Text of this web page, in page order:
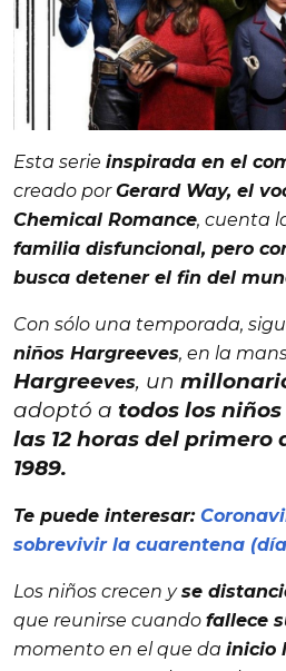
Esta serie inspirada en el
creado porGerard Way, el
Chemical Romance, cuenta
familia disfuncional, pero
busca detener el fin del
Con sólo una temporada,
niños Hargreeves, en la
Hargreeves, un
adoptó a todos los
las 12 horas del primero
1989.
Te puede interesar:
sobrevivir la cuarentena
Los niños crecen yse
que reunirse cuando fallece
momento en el que da inicio